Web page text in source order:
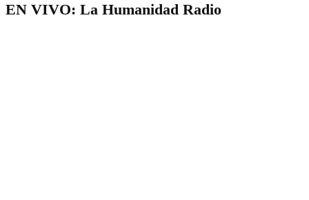
EN VIVO: La Humanidad Radio